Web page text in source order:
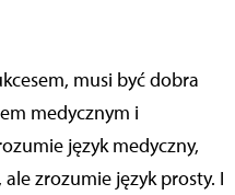
musi być dobra
medycznym i
język medyczny,
ale zrozumie język prosty. I